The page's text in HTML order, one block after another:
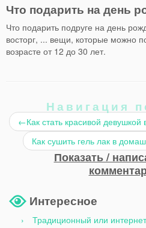
Что подарить на день
Что подарить подруге на день
восторг, ... вещи, которые можно
возрасте от 12 до 30 лет.
Навигация
←Как стать красивой девушкой
Как сушить гель лак в
Показать /
Интересное
Традиционный или